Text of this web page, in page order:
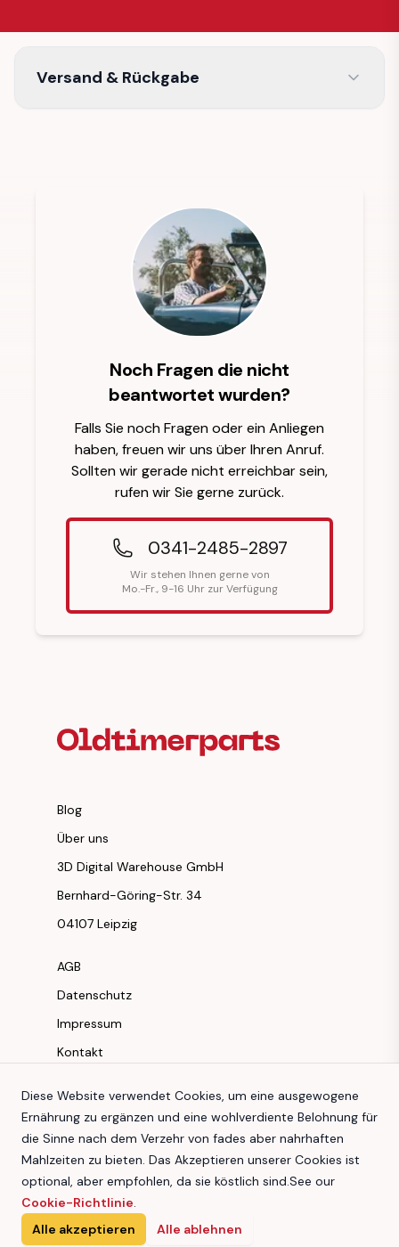
Versand & Rückgabe
Noch Fragen die nicht
beantwortet wurden?
Falls Sie noch Fragen oder ein Anliegen
haben, freuen wir uns über Ihren Anruf.
Sollten wir gerade nicht erreichbar sein,
rufen wir Sie gerne zurück.
0341-2485-2897
Wir stehen Ihnen gerne von
Mo.-Fr., 9-16 Uhr zur Verfügung
Blog
Über uns
3D Digital Warehouse GmbH
Bernhard-Göring-Str. 34
04107 Leipzig
AGB
Datenschutz
Impressum
Kontakt
Instagram
Facebook
Youtube
TikTok
3D Digital Warehouse GmbH
Diese Website verwendet Cookies, um eine ausgewogene
Ernährung zu ergänzen und eine wohlverdiente Belohnung für
die Sinne nach dem Verzehr von fades aber nahrhaften
Mahlzeiten zu bieten. Das Akzeptieren unserer Cookies ist
optional, aber empfohlen, da sie köstlich sind.See our
Cookie-Richtlinie.
Alle akzeptieren
Alle ablehnen